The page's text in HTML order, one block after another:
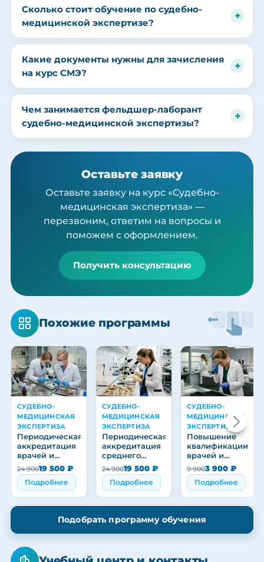
Сколько стоит обучение по судебно-
медицинской экспертизе?
Какие документы нужны для зачисления
на курс СМЭ?
Чем занимается фельдшер-лаборант
судебно-медицинской экспертизы?
Оставьте заявку
Оставьте заявку на курс «Судебно-
медицинская экспертиза» —
перезвоним, ответим на вопросы и
поможем с оформлением.
Получить консультацию
Похожие программы
СУДЕБНО-
МЕДИЦИНСКАЯ
ЭКСПЕРТИЗА
Периодическая
аккредитация
врачей и
медицинских
работников
24 90019 500 ₽
Подробнее
СУДЕБНО-
МЕДИЦИНСКАЯ
ЭКСПЕРТИЗА
Периодическая
аккредитация
среднего
медицинского
персонала
24 90019 500 ₽
Подробнее
СУДЕБНО-
МЕДИЦИНСКАЯ
ЭКСПЕРТИЗА
Повышение
квалификации
врачей и
медицинских
работников
9 9003 900 ₽
Подробнее
Подобрать программу обучения